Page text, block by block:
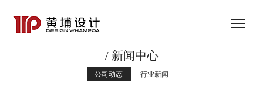
/ 新闻中心
公司动态 行业新闻